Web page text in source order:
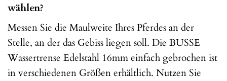
wählen?
Messen Sie die Maulweite Ihres Pferdes an der
Stelle, an der das Gebiss liegen soll. Die BUSSE
Wassertrense Edelstahl 16mm einfach gebrochen ist
in verschiedenen Größen erhältlich. Nutzen Sie